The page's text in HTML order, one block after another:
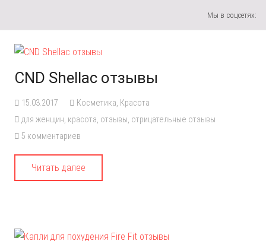
Мы в соцсетях:
CND Shellac отзывы
15.03.2017 Косметика, Красота
для женщин, красота, отзывы, отрицательные отзывы
5 комментариев
Читать далее